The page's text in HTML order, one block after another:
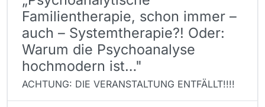
Familientherapie, schon immer –
auch – Systemtherapie?! Oder:
Warum die Psychoanalyse
hochmodern ist…"
ACHTUNG: DIE VERANSTALTUNG ENTFÄLLT!!!!